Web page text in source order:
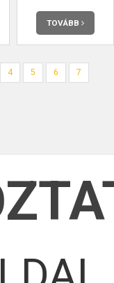
TOVÁBB
4 5 6 7